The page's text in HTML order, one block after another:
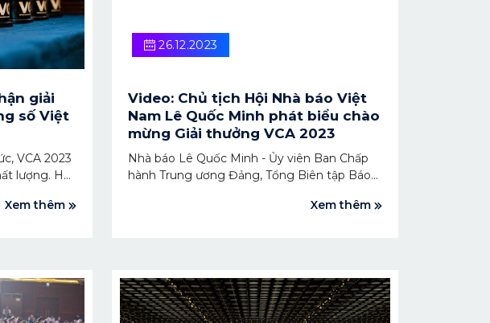
giải
số Việt
VCA 2023
lượng. Hội
tên xứng
Xem thêm
26.12.2023
Video: Chủ tịch Hội Nhà báo Việt
Nam Lê Quốc Minh phát biểu chào
mừng Giải thưởng VCA 2023
Nhà báo Lê Quốc Minh - Ủy viên Ban Chấp
hành Trung ương Đảng, Tổng Biên tập Báo
Trung ương, Chủ tịch Hội Nhà báo Việt Nam
là nơi định hướng cho những người làm nội
dung số, mang đến một môi trường sáng
tạo "sạch" và lành mạnh.
Xem thêm